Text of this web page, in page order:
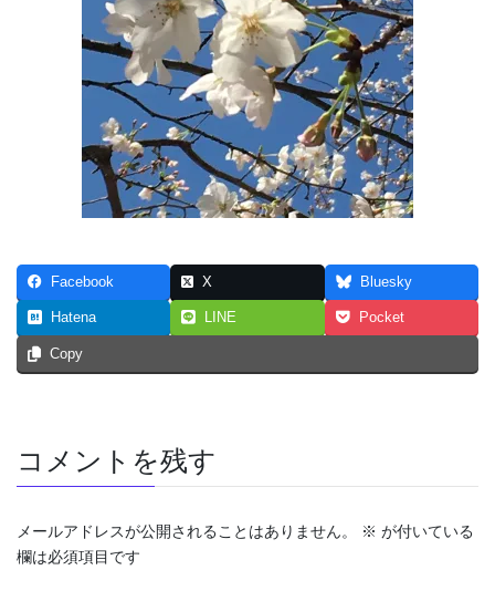
Facebook X Bluesky
Hatena LINE Pocket
Copy
コメントを残す
メールアドレスが公開されることはありません。 ※ が付いている
欄は必須項目です